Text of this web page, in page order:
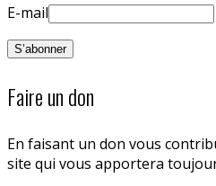
E-mail
Faire un don
En faisant un don vous
site qui vous apportera